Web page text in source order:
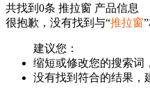
共找到 0条 推拉窗 产品信息
很抱歉，没有找到与“推拉窗
建议您：
缩短或修改您的搜索词
没有找到符合的结果，